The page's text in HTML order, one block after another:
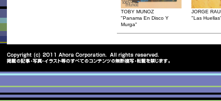
TOBY MUNOZ
"Panama En Disco Y
Murga"
JORGE
"Las